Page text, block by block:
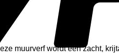
muurverf wordt een zacht,